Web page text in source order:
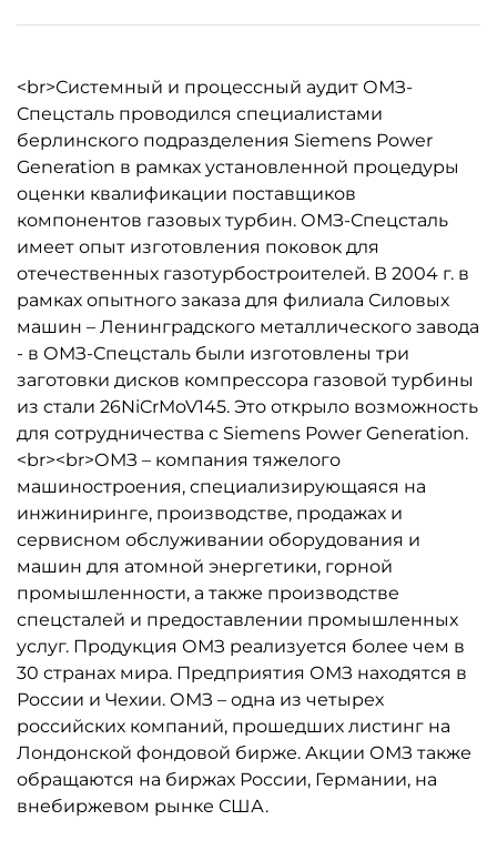
<br>Системный и процессный аудит ОМЗ-
Спецсталь проводился специалистами
берлинского подразделения Siemens Power
Generation в рамках установленной процедуры
оценки квалификации поставщиков
компонентов газовых турбин. ОМЗ-Спецсталь
имеет опыт изготовления поковок для
отечественных газотурбостроителей. В 2004 г. в
рамках опытного заказа для филиала Силовых
машин – Ленинградского металлического завода
- в ОМЗ-Спецсталь были изготовлены три
заготовки дисков компрессора газовой турбины
из стали 26NiCrMoV145. Это открыло возможность
для сотрудничества с Siemens Power Generation.
<br><br>ОМЗ – компания тяжелого
машиностроения, специализирующаяся на
инжиниринге, производстве, продажах и
сервисном обслуживании оборудования и
машин для атомной энергетики, горной
промышленности, а также производстве
спецсталей и предоставлении промышленных
услуг. Продукция ОМЗ реализуется более чем в
30 странах мира. Предприятия ОМЗ находятся в
России и Чехии. ОМЗ – одна из четырех
российских компаний, прошедших листинг на
Лондонской фондовой бирже. Акции ОМЗ также
обращаются на биржах России, Германии, на
внебиржевом рынке США.